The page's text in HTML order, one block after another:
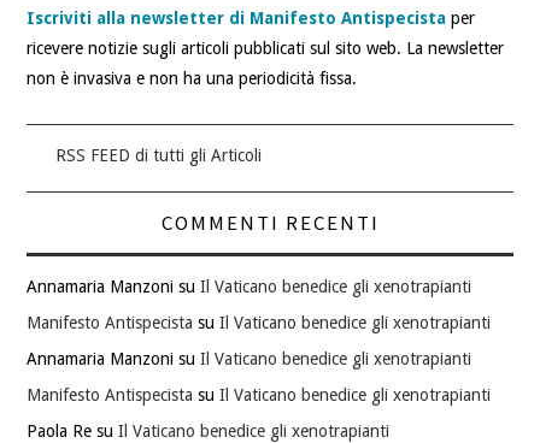
Iscriviti alla newsletter di Manifesto Antispecista per
ricevere notizie sugli articoli pubblicati sul sito web. La newsletter
non è invasiva e non ha una periodicità fissa.
RSS FEED di tutti gli Articoli
COMMENTI RECENTI
Annamaria Manzoni suIl Vaticano benedice gli xenotrapianti
Manifesto Antispecista suIl Vaticano benedice gli xenotrapianti
Annamaria Manzoni suIl Vaticano benedice gli xenotrapianti
Manifesto Antispecista suIl Vaticano benedice gli xenotrapianti
Paola Re suIl Vaticano benedice gli xenotrapianti